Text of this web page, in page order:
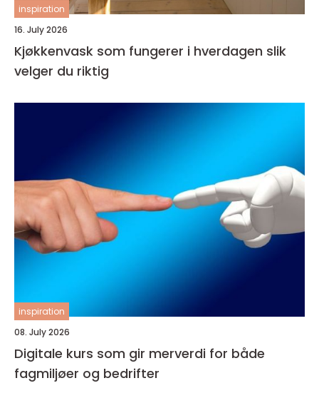
inspiration
16. July 2026
Kjøkkenvask som fungerer i hverdagen slik
velger du riktig
inspiration
08. July 2026
Digitale kurs som gir merverdi for både
fagmiljøer og bedrifter